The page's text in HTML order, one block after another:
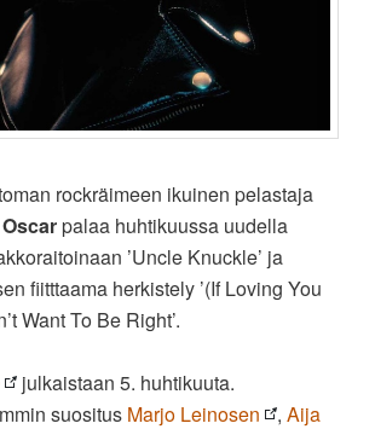
rockräimeen ikuinen pelastaja
palaa huhtikuussa uudella
’Uncle Knuckle’ ja
fiitttaama herkistely ’(If Loving You
Want To Be Right’.
julkaistaan 5. huhtikuuta.
suositus Marjo Leinosen ,Aija